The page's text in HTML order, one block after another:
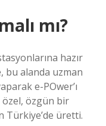
mı?
hazır
bu alanda uzman
e-POwer’ı
özel, özgün bir
Türkiye’de üretti.